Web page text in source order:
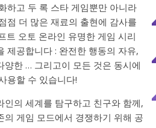
하고 두 록 스타 게임뿐만 아니라
점 더 많은 재료의 출현에 감사를
트 오토 온라인 유명한 게임 시리
제공합니다 : 완전한 행동의 자유,
양한 … 그리고이 모든 것은 동시에
용할 수 있습니다!
인의 세계를 탐구하고 친구와 함께,
의 게임 모드에서 경쟁하기 위해 공